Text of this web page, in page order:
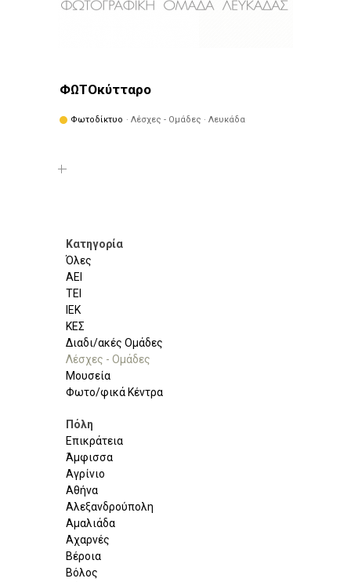
ΦΩΤΟκύτταρο
Φωτοδίκτυο · Λέσχες - Ομάδες · Λευκάδα
Κατηγορία
Όλες
ΑΕΙ
ΤΕΙ
ΙΕΚ
ΚΕΣ
Διαδι/ακές Ομάδες
Λέσχες - Ομάδες
Μουσεία
Φωτο/φικά Κέντρα
Πόλη
Επικράτεια
Άμφισσα
Αγρίνιο
Αθήνα
Αλεξανδρούπολη
Αμαλιάδα
Αχαρνές
Βέροια
Βόλος